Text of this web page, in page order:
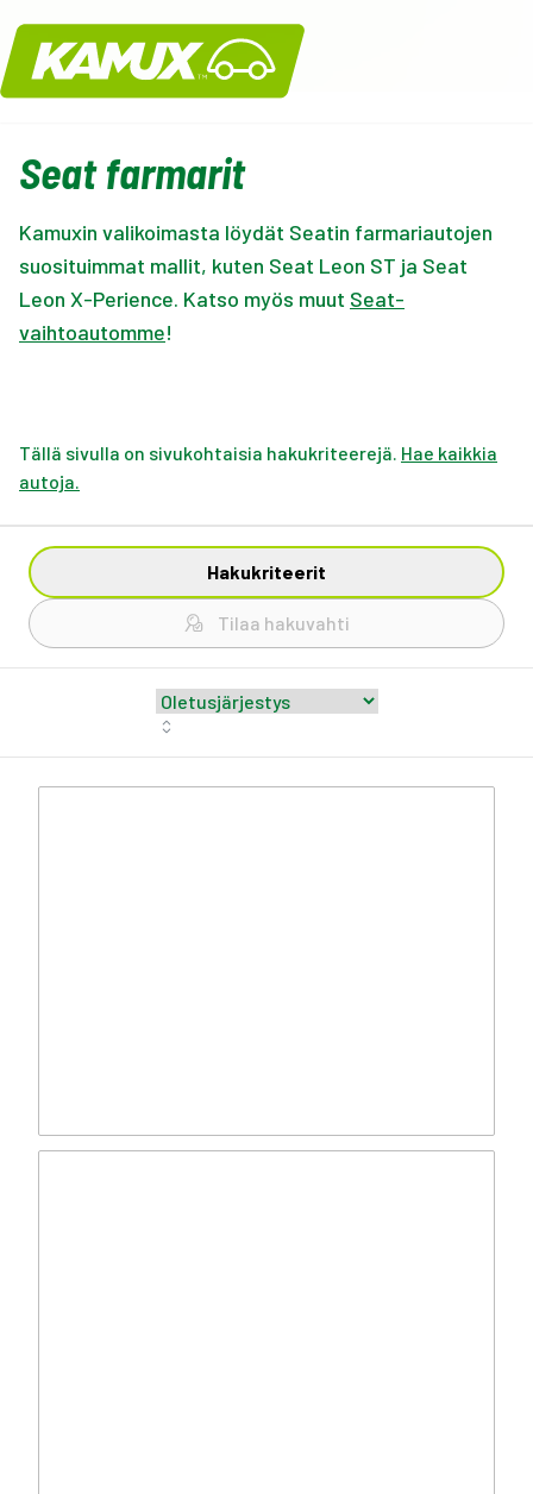
Kamux
Seat farmarit
Kamuxin valikoimasta löydät Seatin farmariautojen
suosituimmat mallit, kuten Seat Leon ST ja Seat
Leon X-Perience. Katso myös muut Seat-
vaihtoautomme!
Tällä sivulla on sivukohtaisia hakukriteerejä. Hae kaikkia
autoja.
Hakukriteerit
Tilaa hakuvahti